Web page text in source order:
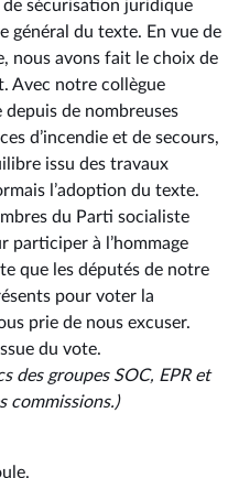
de sécurisation juridique
général du texte. En vue de
nous avons fait le choix de
Avec notre collègue
de nombreuses
d’incendie et de secours,
issu des travaux
l’adoption du texte.
du Parti socialiste
participer à l’hommage
que les députés de notre
pour voter la
prie de nous excuser.
du vote.
des groupes SOC, EPR et
commissions.)